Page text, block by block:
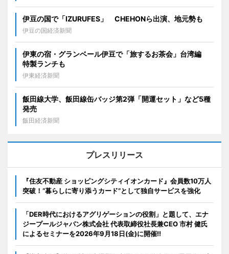
伊豆の国で「IZURUFES」 CHEHONら出演、地元勢も
伊豆の国経済新聞
伊東の宿・グランベール伊豆で「旅するお茶会」台湾編
特製ランチも
伊東経済新聞
飯田線大学、飯田線缶バッジ第2弾「開運セット」など5種
発売
飯田経済新聞
プレスリリース
『住友不動産 ショッピングシティイオンカード』会員数10万人
突破！“暮らしに寄り添うカード”として独自サービスを強化
「DER時代におけるアグリゲーションの役割」と題して、エナ
ジープールジャパン株式会社 代表取締役社長兼CEO 市村 健氏
によるセミナーを2026年9月18日(金)に開催!!